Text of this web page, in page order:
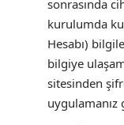
sonrasında
kurulumda
Hesabı)
bilgiye
sitesinden
uygulamanız